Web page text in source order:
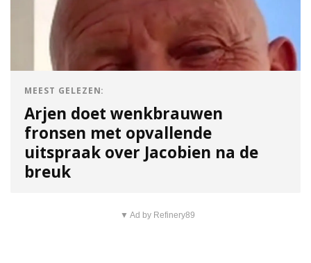
MEEST GELEZEN:
Arjen doet wenkbrauwen
fronsen met opvallende
uitspraak over Jacobien na de
breuk
▼ Ad by Refinery89